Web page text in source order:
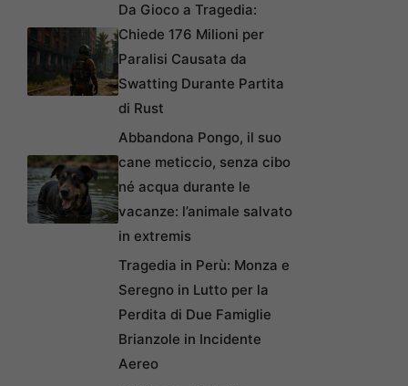
Da Gioco a Tragedia:
Chiede 176 Milioni per
Paralisi Causata da
Swatting Durante Partita
di Rust
Abbandona Pongo, il suo
cane meticcio, senza cibo
né acqua durante le
vacanze: l’animale salvato
in extremis
Tragedia in Perù: Monza e
Seregno in Lutto per la
Perdita di Due Famiglie
Brianzole in Incidente
Aereo